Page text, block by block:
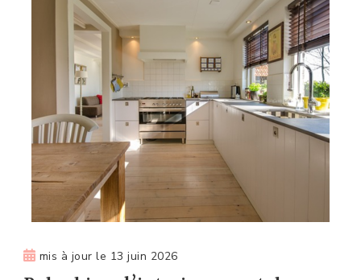
mis à jour le 13 juin 2026